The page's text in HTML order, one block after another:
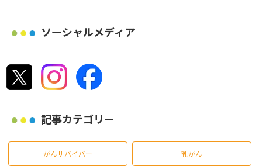
ソーシャルメディア
記事カテゴリー
がんサバイバー 乳がん